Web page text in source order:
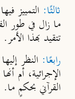
ثالثًا: التمييز
ما زال في طور
تتقيد بهذا الأمر.
رابعًا: النظر
الإجرائية، أم
القرآني بحكمٍ ما.